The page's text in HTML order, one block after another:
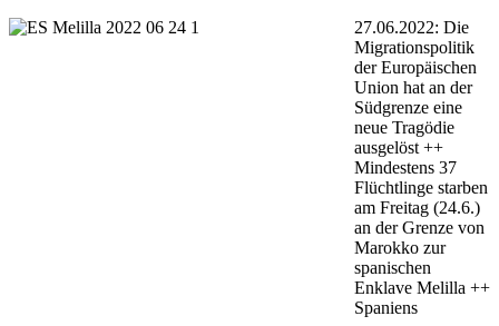
27.06.2022: Die
Migrationspolitik
der Europäischen
Union hat an der
Südgrenze eine
neue Tragödie
ausgelöst ++
Mindestens 37
Flüchtlinge starben
am Freitag (24.6.)
an der Grenze von
Marokko zur
spanischen
Enklave Melilla ++
Spaniens